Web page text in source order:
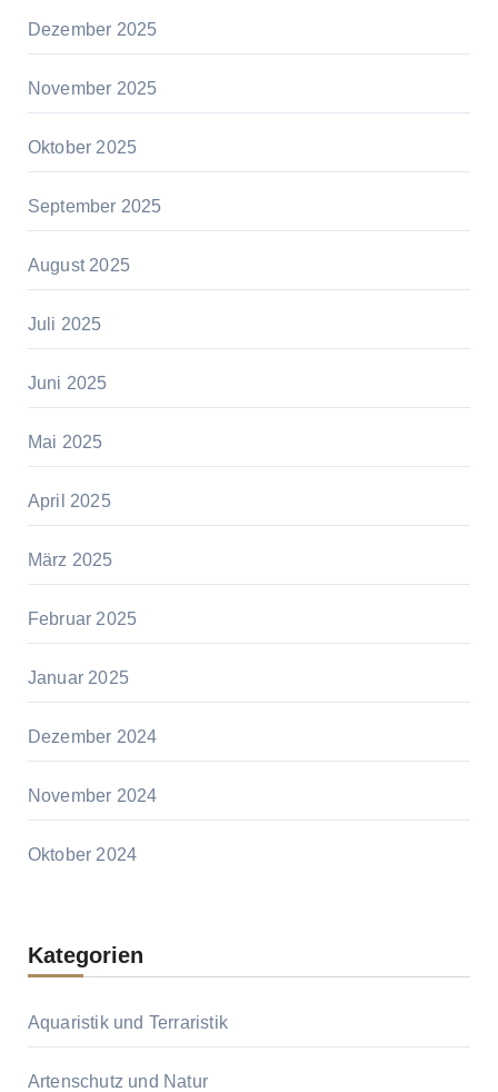
Dezember 2025
November 2025
Oktober 2025
September 2025
August 2025
Juli 2025
Juni 2025
Mai 2025
April 2025
März 2025
Februar 2025
Januar 2025
Dezember 2024
November 2024
Oktober 2024
Kategorien
Aquaristik und Terraristik
Artenschutz und Natur